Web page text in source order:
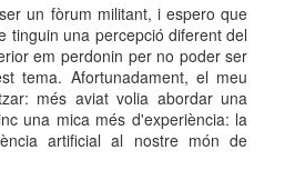
un fòrum militant, i espero que
tinguin una percepció diferent del
em perdonin per no poder ser
tema. Afortunadament, el meu
més aviat volia abordar una
una mica més d'experiència: la
artificial al nostre món de